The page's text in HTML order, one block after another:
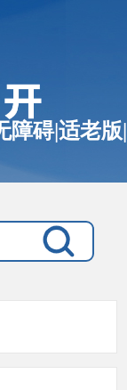
障碍|适老版|